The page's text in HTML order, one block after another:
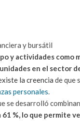
y bursátil
y actividades como
en el sector
la creencia de que
personales.
se desarrolló
%, lo que permite